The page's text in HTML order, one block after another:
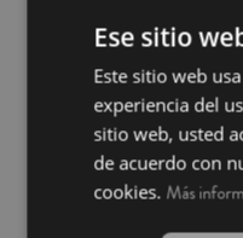
Fabricado en España. No se incluye
Ese sitio
Este sitio web
experiencia del
sitio web, usted
de acuerdo con
cookies. Más